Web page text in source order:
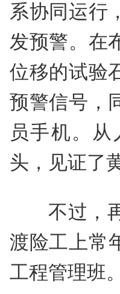
系协同运行
发预警。在
位移的试验
预警信号，
员手机。
头，见证了
不过，
渡险工上常
工程管理班。